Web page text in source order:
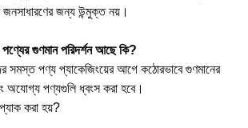
জনসাধারণের জন্য উন্মুক্ত নয়।
গুণমান পরিদর্শন আছে কি?
পণ্য প্যাকেজিংয়ের আগে কঠোরভাবে গুণমানের
অযোগ্য পণ্যগুলি ধ্বংস করা হবে।
করা হয়?